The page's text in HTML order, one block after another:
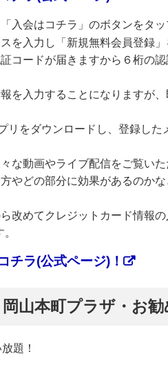
入会はコチラ」のボタンをタ
を入力し「新規無料会員登録」
コードが届きますから６桁の
を入力することになりますが
リをダウンロードし、登録した
な動画やライブ配信をご覧いた
やどの部分に効果があるのか
改めてクレジットカード情報
チラ(公式ページ)！
山本町プラザ・お勧
題！